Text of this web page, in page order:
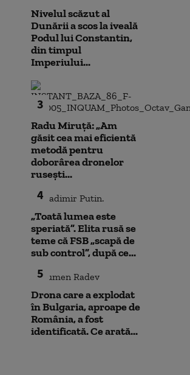
Nivelul scăzut al
Dunării a scos la iveală
Podul lui Constantin,
din timpul
Imperiului...
3
Radu Miruță: „Am
găsit cea mai eficientă
metodă pentru
doborârea dronelor
rusești...
4
„Toată lumea este
speriată”. Elita rusă se
teme că FSB „scapă de
sub control”, după ce...
5
Drona care a explodat
în Bulgaria, aproape de
România, a fost
identificată. Ce arată...